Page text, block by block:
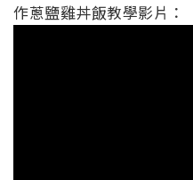
作蔥鹽雞丼飯教學影片：